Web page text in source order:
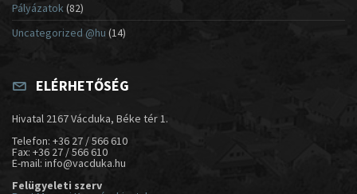
Pályázatok (82)
Uncategorized @hu (14)
ELÉRHETŐSÉG
Hivatal 2167 Vácduka, Béke tér 1.
Telefon: +36 27 / 566 610
Fax: +36 27 / 566 610
E-mail: info@vacduka.hu
Felügyeleti szerv